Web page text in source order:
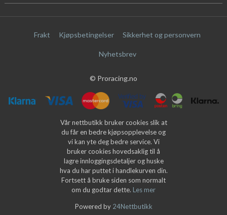
Frakt Kjøpsbetingelser Sikkerhet og personvern
Nyhetsbrev
© Proracing.no
Vår nettbutikk bruker cookies slik at
du får en bedre kjøpsopplevelse og
vi kan yte deg bedre service. Vi
bruker cookies hovedsaklig til å
lagre innloggingsdetaljer og huske
hva du har puttet i handlekurven din.
Fortsett å bruke siden som normalt
om du godtar dette. Les mer
Powered by 24Nettbutikk